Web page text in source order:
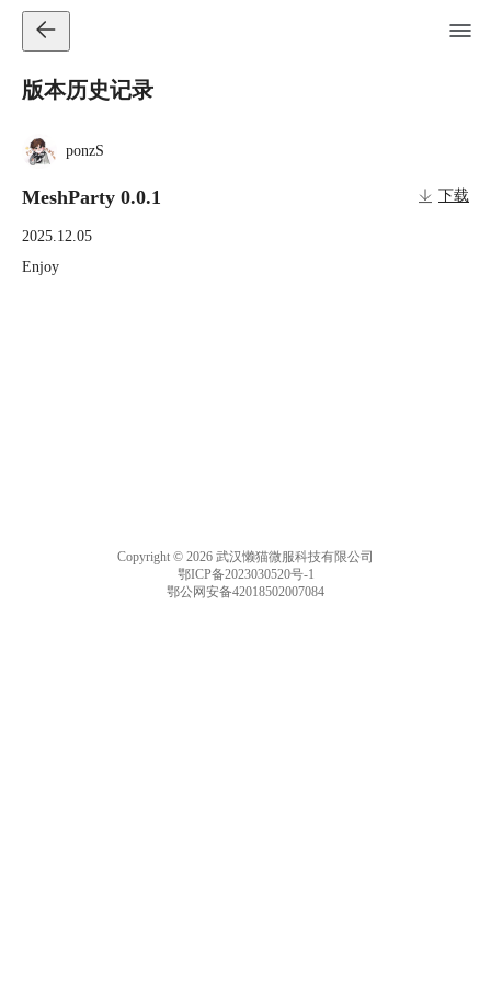
版本历史记录
ponzS
MeshParty 0.0.1 下载
2025.12.05
Enjoy
Copyright © 2026 武汉懒猫微服科技有限公司
鄂ICP备2023030520号-1
鄂公网安备42018502007084